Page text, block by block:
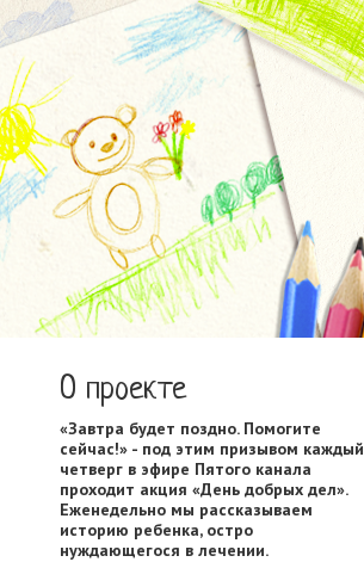
О проекте
«Завтра будет поздно. Помогите
сейчас!» - под этим призывом каждый
четверг в эфире Пятого канала
проходит акция «День добрых дел».
Еженедельно мы рассказываем
историю ребенка, остро
нуждающегося в лечении.